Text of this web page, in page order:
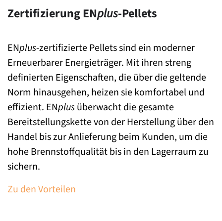
Zertifizierung ENplus-Pellets
ENplus-zertifizierte Pellets sind ein moderner
Erneuerbarer Energieträger. Mit ihren streng
definierten Eigenschaften, die über die geltende
Norm hinausgehen, heizen sie komfortabel und
effizient. ENplusüberwacht die gesamte
Bereitstellungskette von der Herstellung über den
Handel bis zur Anlieferung beim Kunden, um die
hohe Brennstoffqualität bis in den Lagerraum zu
sichern.
Zu den Vorteilen